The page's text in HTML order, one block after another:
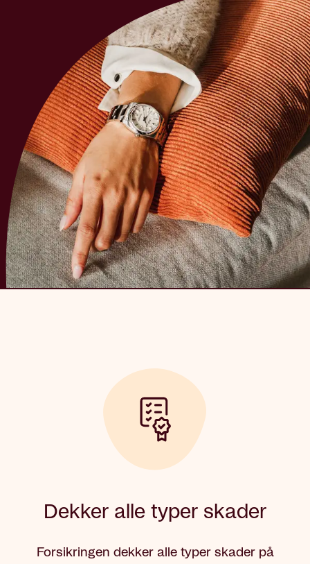
Dekker alle typer skader
Forsikringen dekker alle typer skader på